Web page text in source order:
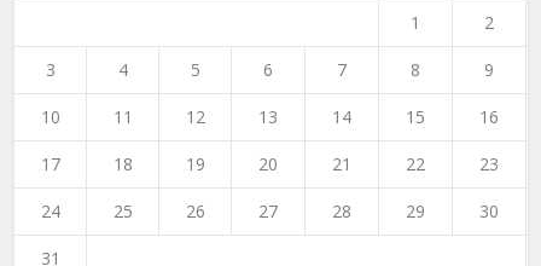
1 2
3 4 5 6 7 8 9
10 11 12 13 14 15 16
17 18 19 20 21 22 23
24 25 26 27 28 29 30
31